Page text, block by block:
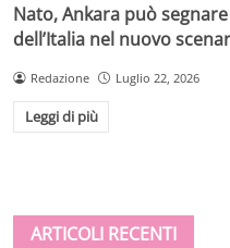
Nato, Ankara può
dell’Italia nel nuovo
Redazione Luglio 22, 2026
Leggi di più
ARTICOLI RECENTI